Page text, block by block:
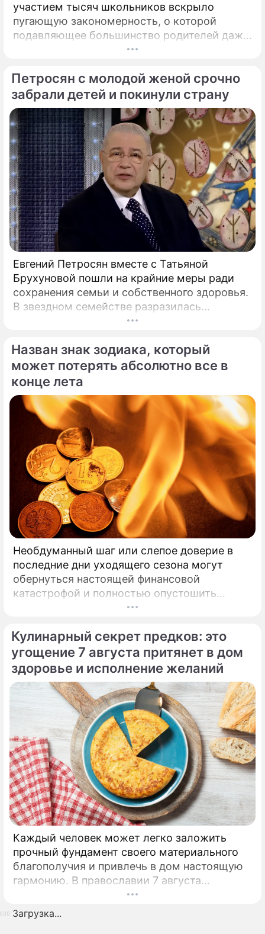
участием тысяч школьников вскрыло
пугающую закономерность, о которой
подавляющее большинство родителей даже
не догадывалось. Привычка дарить ребенку
социальным сетям в младшем
подростковом возрасте обворачивается
скрытым провалом в учебе.
Петросян с молодой женой срочно
забрали детей и покинули страну
Евгений Петросян вместе с Татьяной
Брухуновой пошли на крайние меры ради
сохранения семьи и собственного здоровья.
В звездном семействе разразилась
настоящая тихая драма, которая вынудила
Назван знак зодиака, который
может потерять абсолютно все в
конце лета
Необдуманный шаг или слепое доверие в
последние дни уходящего сезона могут
обернуться настоящей финансовой
катастрофой и полностью опустошить
кошелек. Известная шаманка и ясновидящая
экстренным предупреждением для всех, кто
привык легкомысленно относиться к своим
сбережениям.
Кулинарный секрет предков: это
угощение 7 августа притянет в дом
здоровье и исполнение желаний
Каждый человек может легко заложить
прочный фундамент своего материального
благополучия и привлечь в дом настоящую
гармонию. В православии 7 августа
почитают память праведной Анны, матери
Пресвятой Богородицы.
Загрузка...